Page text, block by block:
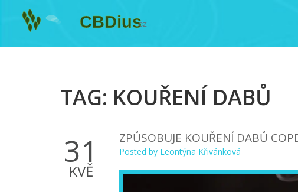
TAG: KOUŘENÍ DABŮ
31
KVĚ
ZPŮSOBUJE KOUŘENÍ DABŮ
Posted by Leontýna Křivánková